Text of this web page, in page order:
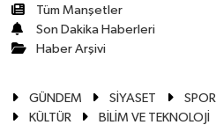
Tüm Manşetler
Son Dakika Haberleri
Haber Arşivi
GÜNDEM SİYASET SPOR
KÜLTÜR
BİLİM VE TEKNOLOJİ